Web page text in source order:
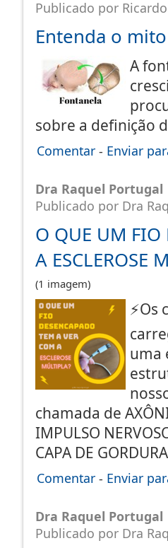
Publicado por
Entenda o
A
sobre a definição
Comentar - Enviar
Dra Raquel Portugal
Publicado por Dra
O QUE UM FIO
A ESCLEROSE
(1 imagem)
uma
chamada de
IMPULSO
CAPA DE
Comentar - Enviar
Dra Raquel Portugal
Publicado por Dra